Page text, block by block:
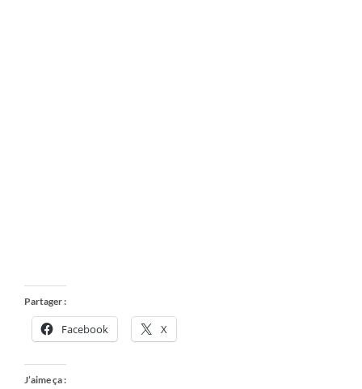
Partager :
Facebook X
J’aime ça :